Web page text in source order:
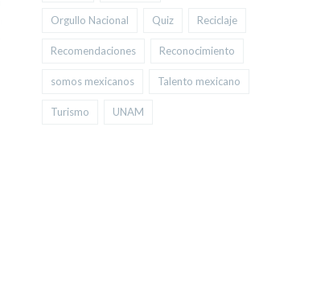
Orgullo Nacional Quiz Reciclaje
Recomendaciones Reconocimiento
somos mexicanos Talento mexicano
Turismo UNAM